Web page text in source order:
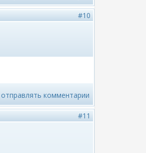
#10
комментарии
#11